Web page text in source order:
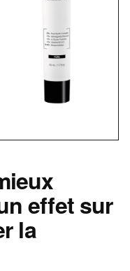
effet sur
la